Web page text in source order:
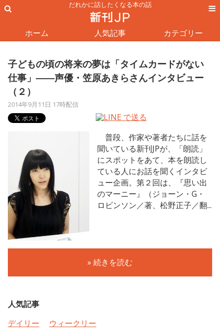
だれかに話したくなる本の話
ホーム 人気記事 カテゴリー
子どもの頃の将来の夢は「タイムカードがない
仕事」――声優・笠原あきらさんインタビュー
（２）
2014年9月11日 17時配信
普段、作家や著者たちに話を
聞いている新刊JPが、「朗読」
にスポットをあて、本を朗読し
ている人にお話を聞くインタビ
ュー企画。第２回は、『思い出
のマーニー』（ジョーン・G・
ロビンソン／著、松野正子／翻...
» 続きを読む
人気記事
デイリー
ウィークリー